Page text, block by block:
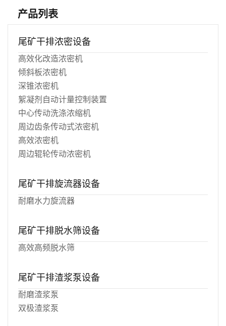
产品列表
尾矿干排浓密设备
高效化改造浓密机
倾斜板浓密机
深锥浓密机
絮凝剂自动计量控制装置
中心传动洗涤浓缩机
周边齿条传动式浓密机
高效浓密机
周边辊轮传动浓密机
尾矿干排旋流器设备
耐磨水力旋流器
尾矿干排脱水筛设备
高效高频脱水筛
尾矿干排渣浆泵设备
耐磨渣浆泵
双极渣浆泵